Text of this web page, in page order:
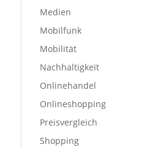
Medien
Mobilfunk
Mobilität
Nachhaltigkeit
Onlinehandel
Onlineshopping
Preisvergleich
Shopping